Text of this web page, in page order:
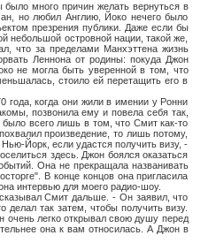
много причин желать вернуться в
но любил Англию, Йоко нечего было
презрения публики. Даже если бы
небольшой островной нации, такой же,
что за пределами Манхэттена жизнь
Леннона от родины: покуда Джон
не могла быть уверенной в том, что
стоило ей перетащить его в
когда они жили в имении у Ронни
позвонила ему и повела себя так,
всего лишь в том, что Смит как-то
произведение, то лишь потому,
Йорк, если удастся получить визу, -
здесь. Джон боялся оказаться
Она не прекращала названивать
В конце концов она пригласила
интервью для моего радио-шоу.
Смит дальше. - Он заявил, что
так затем, чтобы получить визу.
очень легко открывал свою душу перед
она к вам относилась. А Джон в